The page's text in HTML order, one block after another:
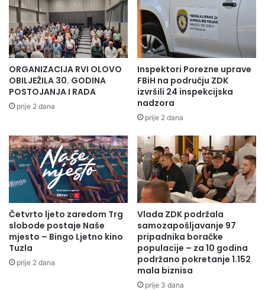
ORGANIZACIJA RVI OLOVO
OBILJEŽILA 30. GODINA
POSTOJANJA I RADA
prije 2 dana
Inspektori Porezne uprave
FBiH na području ZDK
izvršili 24 inspekcijska
nadzora
prije 2 dana
Četvrto ljeto zaredom Trg
slobode postaje Naše
mjesto – Bingo Ljetno kino
Tuzla
prije 2 dana
Vlada ZDK podržala
samozapošljavanje 97
pripadnika boračke
populacije – za 10 godina
podržano pokretanje 1.152
mala biznisa
prije 3 dana